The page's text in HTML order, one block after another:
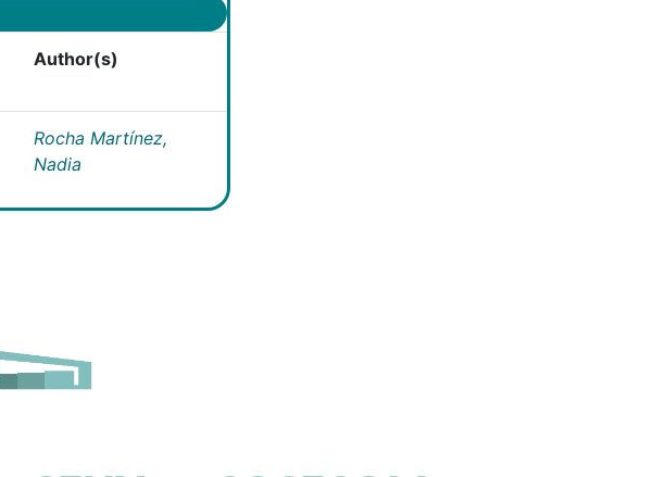
Author(s)
Rocha Martínez,
Nadia